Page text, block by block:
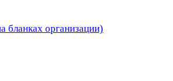
бланках организации)